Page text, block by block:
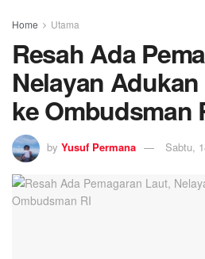
Home Utama
Resah Ada
Nelayan Adukan
ke Ombudsman
by Yusuf Permana Sabtu,